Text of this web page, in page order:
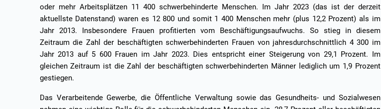
oder mehr Arbeitsplätzen 11 400 schwerbehinderte Menschen. Im Jahr 2023 (das ist der derzeit
aktuellste Datenstand) waren es 12 800 und somit 1 400 Menschen mehr (plus 12,2 Prozent) als im
Jahr 2013. Insbesondere Frauen profitierten vom Beschäftigungsaufwuchs. So stieg in diesem
Zeitraum die Zahl der beschäftigten schwerbehinderten Frauen von jahresdurchschnittlich 4 300 im
Jahr 2013 auf 5 600 Frauen im Jahr 2023. Dies entspricht einer Steigerung von 29,1 Prozent. Im
gleichen Zeitraum ist die Zahl der beschäftigten schwerbehinderten Männer lediglich um 1,9 Prozent
gestiegen.
Das Verarbeitende Gewerbe, die Öffentliche Verwaltung sowie das Gesundheits- und Sozialwesen